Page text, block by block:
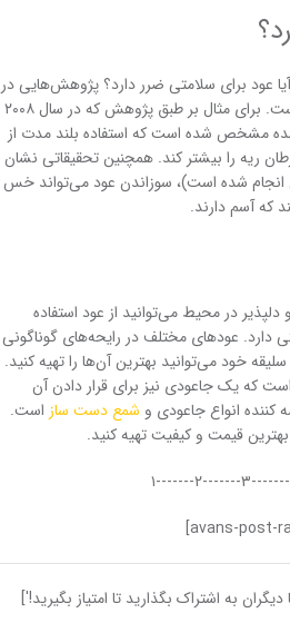
عود برای سلامتی ضرر دارد؟ پژوهش‌هایی در
خصوص مضرات عود انجام شده است. برای مثال بر طبق پژوهش که در سال ۲۰۰۸
شده مشخص شده است که استفاده بلند مدت از
ریه را بیشتر کند. همچنین تحقیقاتی نشان
روی کودکان انجام شده است)، سوزاندن عود می‌تواند خس
که آسم دارند.
در محیط می‌توانید از عود استفاده
دارد. عودهای مختلف در رایحه‌های گوناگونی
خود می‌توانید بهترین آن‌ها را تهیه کنید.
که یک جاعودی نیز برای قرار دادن آن
کننده انواع جاعودی و شمع دست ساز است.
قیمت و کیفیت تهیه کنید.